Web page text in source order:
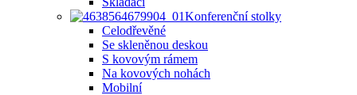
Konferenční stolky
Celodřevěné
Se skleněnou deskou
S kovovým rámem
Na kovových nohách
Mobilní